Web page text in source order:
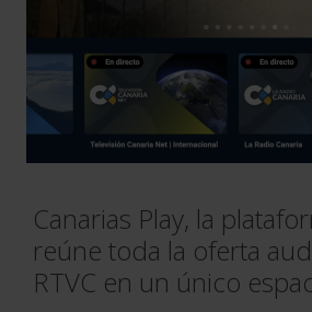
Canarias Play, la
reúne toda la oferta
RTVC en un único